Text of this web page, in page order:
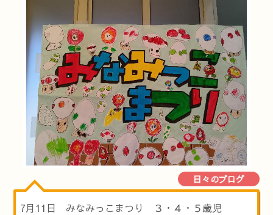
日々のブログ
7月11日 みなみっこまつり ３・４・５歳児